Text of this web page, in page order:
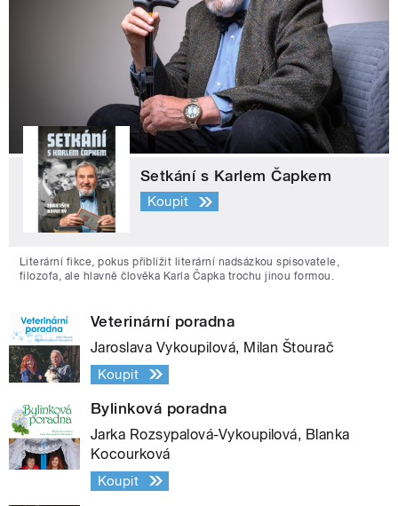
Setkání s Karlem Čapkem
Koupit
Literární fikce, pokus přiblížit literární nadsázkou spisovatele,
filozofa, ale hlavně člověka Karla Čapka trochu jinou formou.
Veterinární poradna
Jaroslava Vykoupilová, Milan Štourač
Koupit
Bylinková poradna
Jarka Rozsypalová-Vykoupilová, Blanka
Kocourková
Koupit